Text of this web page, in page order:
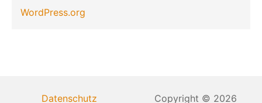
WordPress.org
Datenschutz Copyright © 2026